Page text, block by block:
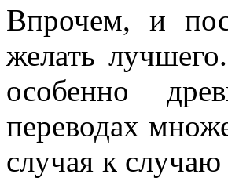
Впрочем, и
желать
особенно
переводах
случая к